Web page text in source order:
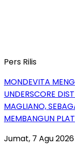
Pers Rilis
MONDEVITA
UNDERSCORE
MAGLIANO,
MEMBANGUN
Jumat, 7 Agu